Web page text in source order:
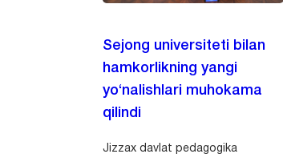
Sejong universiteti bilan
hamkorlikning yangi
yo‘nalishlari muhokama
qilindi
Jizzax davlat pedagogika